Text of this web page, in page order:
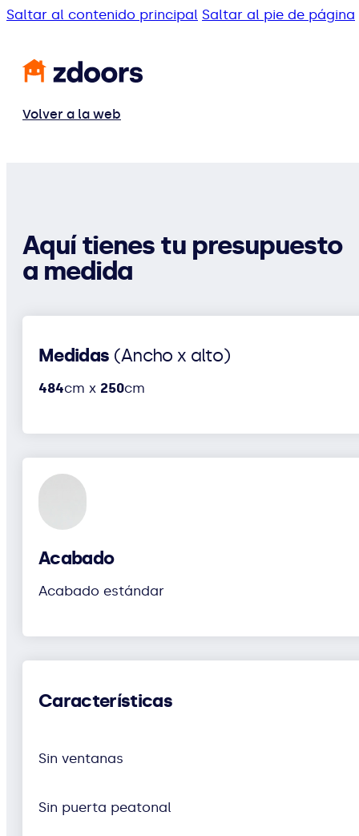
Saltar al contenido principal Saltar al pie de página
Volver a la web
Aquí tienes tu presupuesto
a medida
Medidas (Ancho x alto)
484cm x 250cm
Acabado
Acabado estándar
Características
Sin ventanas
Sin puerta peatonal